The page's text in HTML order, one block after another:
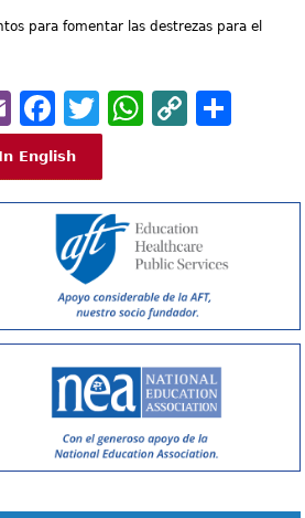
para fomentar las destrezas para el
EmailFacebook
Twitter
WhatsApp
Copy
In English